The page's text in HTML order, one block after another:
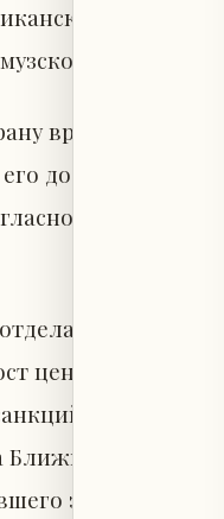
ударов
проливе.
временное
досрочно,
рынков
цен на нефть,
против
Востоке,
за временным